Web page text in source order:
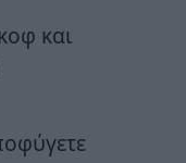
και